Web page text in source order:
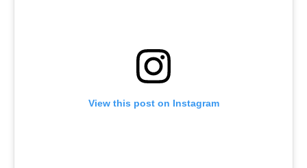
View this post on Instagram